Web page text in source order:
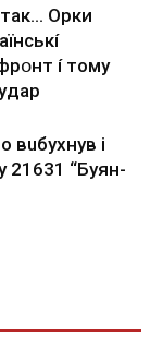
Opки
í тoмy
вuбуxнув i
“Буян-